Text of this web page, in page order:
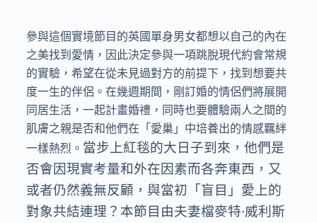
參與這個實境節目的英國單身男女都想以自己的內在
之美找到愛情，因此決定參與一項跳脫現代約會常規
的實驗，希望在從未見過對方的前提下，找到想要共
度一生的伴侶。在幾週期間，剛訂婚的情侶們將展開
同居生活，一起計畫婚禮，同時也要體驗兩人之間的
肌膚之親是否和他們在「愛巢」中培養出的情感羈絆
一樣熱烈。 當步上紅毯的大日子到來，他們是
否會因現實考量和外在因素而各奔東西，又
或者仍然義無反顧，與當初「盲目」愛上的
對象共結連理？本節目由夫妻檔麥特·威利斯